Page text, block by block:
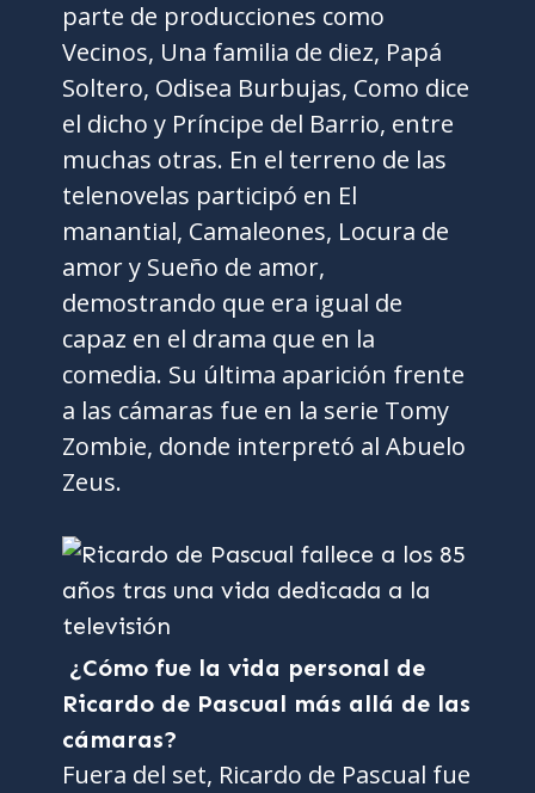
parte de producciones como
Vecinos, Una familia de diez, Papá
Soltero, Odisea Burbujas, Como dice
el dicho y Príncipe del Barrio, entre
muchas otras. En el terreno de las
telenovelas participó en El
manantial, Camaleones, Locura de
amor y Sueño de amor,
demostrando que era igual de
capaz en el drama que en la
comedia. Su última aparición frente
a las cámaras fue en la serie Tomy
Zombie, donde interpretó al Abuelo
Zeus.
¿Cómo fue la vida personal de
Ricardo de Pascual más allá de las
cámaras?
Fuera del set, Ricardo de Pascual fue